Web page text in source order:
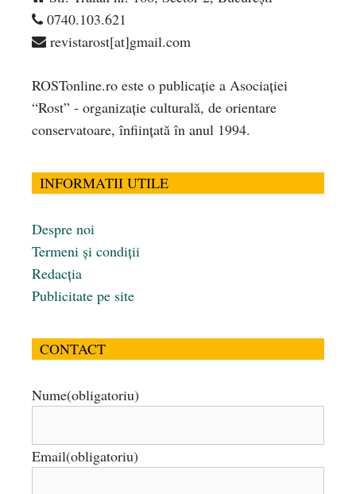
0740.103.621
revistarost[at]gmail.com
ROSTonline.ro este o publicaţie a Asociaţiei
“Rost” - organizaţie culturală, de orientare
conservatoare, înfiinţată în anul 1994.
INFORMATII UTILE
Despre noi
Termeni și condiții
Redacția
Publicitate pe site
CONTACT
Nume(obligatoriu)
Email(obligatoriu)